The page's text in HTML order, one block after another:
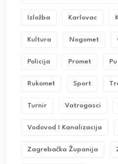
Izložba Karlovac
Kultura Nogomet
Policija Promet
Rukomet Sport
Turnir Vatrogasci
Vodovod I Kanalizacija
Zagrebačka Županija